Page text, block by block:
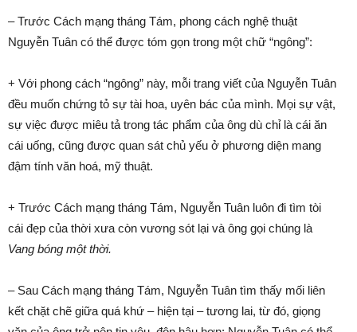
– Trước Cách mạng tháng Tám, phong cách nghệ thuật
Nguyễn Tuân có thể được tóm gọn trong một chữ “ngông”:
+ Với phong cách “ngông” này, mỗi trang viết của Nguyễn Tuân
đều muốn chứng tỏ sự tài hoa, uyên bác của mình. Mọi sự vật,
sự việc được miêu tả trong tác phẩm của ông dù chỉ là cái ăn
cái uống, cũng được quan sát chủ yếu ở phương diện mang
đậm tính văn hoá, mỹ thuật.
+ Trước Cách mạng tháng Tám, Nguyễn Tuân luôn đi tìm tòi
cái đẹp của thời xưa còn vương sót lại và ông gọi chúng là
Vang bóng một thời.
– Sau Cách mạng tháng Tám, Nguyễn Tuân tìm thấy mối liên
kết chặt chẽ giữa quá khứ – hiện tại – tương lai, từ đó, giọng